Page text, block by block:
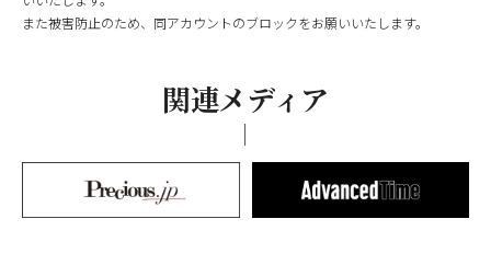
また被害防止のため、同アカウントのブロックをお願いいたします。
関連メディア